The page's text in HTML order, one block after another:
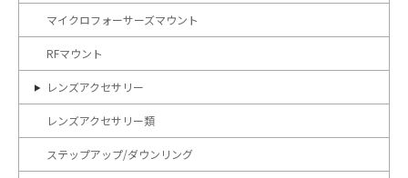
マイクロフォーサーズマウント
RFマウント
レンズアクセサリー
レンズアクセサリー類
ステップアップ/ダウンリング